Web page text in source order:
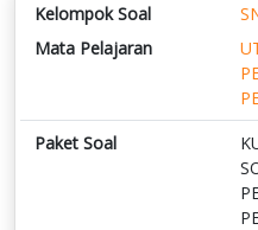
Kelompok Soal
Mata Pelajaran
Paket Soal